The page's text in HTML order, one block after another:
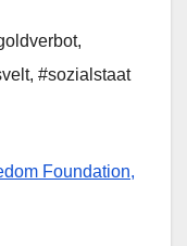
,
, #sozialstaat
Foundation,